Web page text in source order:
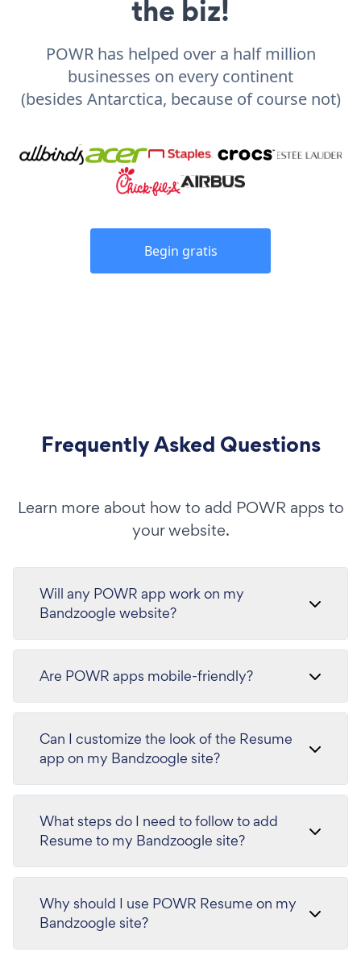
the biz!
POWR has helped over a half million
businesses on every continent
(besides Antarctica, because of course not)
Begin gratis
Frequently Asked Questions
Learn more about how to add POWR apps to
your website.
Will any POWR app work on my
Bandzoogle website?
Are POWR apps mobile-friendly?
Can I customize the look of the Resume
app on my Bandzoogle site?
What steps do I need to follow to add
Resume to my Bandzoogle site?
Why should I use POWR Resume on my
Bandzoogle site?